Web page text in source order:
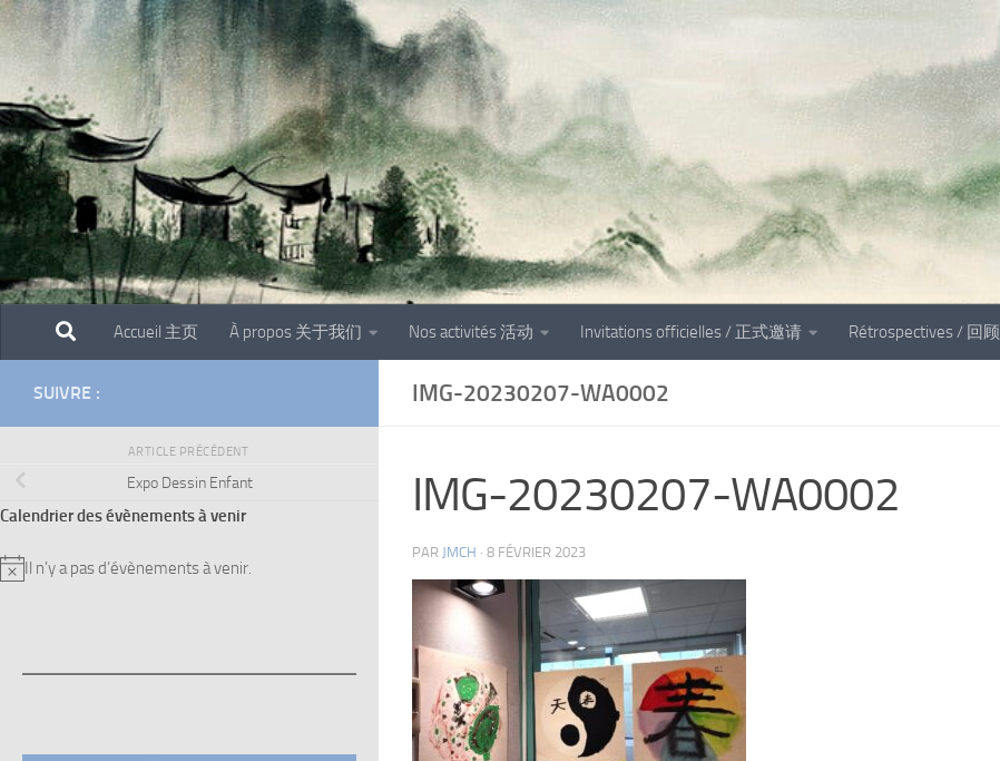
Skip to content
Accueil 主页 À propos 关于我们 Nos activités 活动 Invitations officielles / 正式邀请 Rétrospectives / 回顾
IMG-20230207-WA0002
IMG-20230207-WA0002
PAR JMCH · 8 FÉVRIER 2023
SUIVRE :
ARTICLE PRÉCÉDENT
Expo Dessin Enfant
Calendrier des évènements à venir
Notice
Il n’y a pas d’évènements à venir.